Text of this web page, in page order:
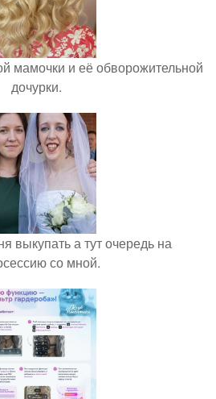
мамочки и её обворожительной
дочурки.
выкупать а тут очередь на
со мной.